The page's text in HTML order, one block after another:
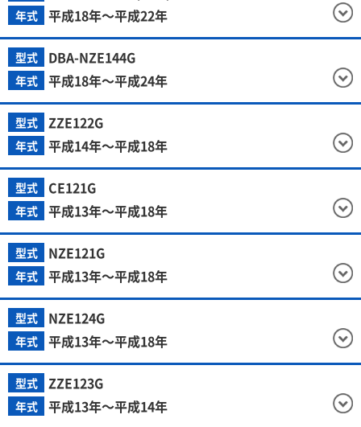
年式 平成18年～平成22年
型式 DBA-NZE144G
年式 平成18年～平成24年
型式 ZZE122G
年式 平成14年～平成18年
型式 CE121G
年式 平成13年～平成18年
型式 NZE121G
年式 平成13年～平成18年
型式 NZE124G
年式 平成13年～平成18年
型式 ZZE123G
年式 平成13年～平成14年